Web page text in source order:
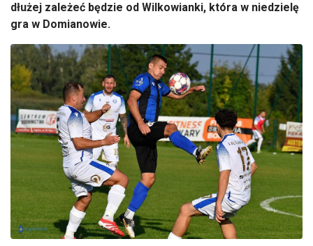
dłużej zależeć będzie od Wilkowianki, która w niedzielę
gra w Domianowie.